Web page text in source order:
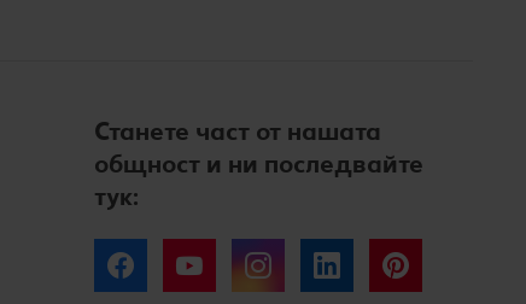
Станете част от нашата
общност и ни последвайте
тук:
Facebook YouTube Instagram LinkedIn